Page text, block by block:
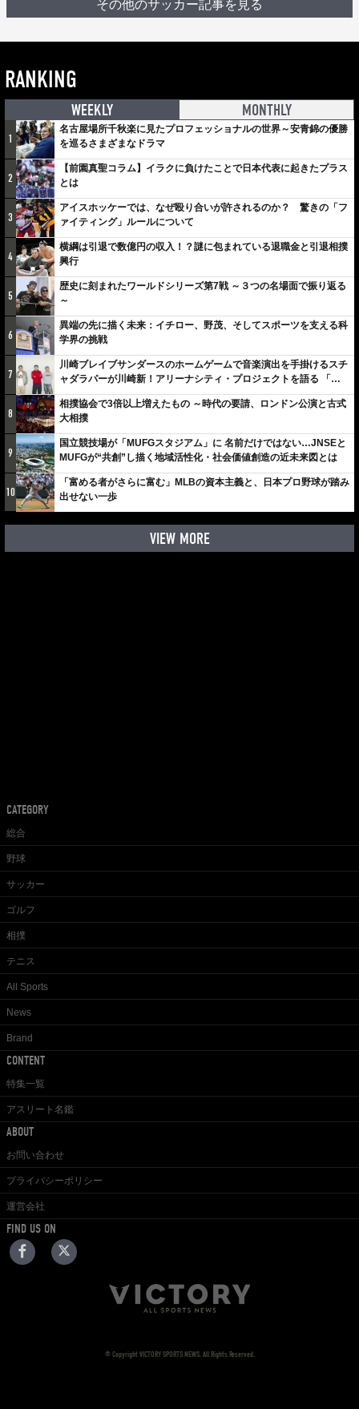
その他のサッカー記事を見る
RANKING
WEEKLY MONTHLY
1
名古屋場所千秋楽に見たプロフェッショナルの世界～安青錦の優勝
を巡るさまざまなドラマ
2
【前園真聖コラム】イラクに負けたことで日本代表に起きたプラス
とは
3
アイスホッケーでは、なぜ殴り合いが許されるのか？ 驚きの「フ
ァイティング」ルールについて
4
横綱は引退で数億円の収入！？謎に包まれている退職金と引退相撲
興行
5
歴史に刻まれたワールドシリーズ第7戦 ～３つの名場面で振り返る
～
6
異端の先に描く未来：イチロー、野茂、そしてスポーツを支える科
学界の挑戦
7
川崎ブレイブサンダースのホームゲームで音楽演出を手掛けるスチ
ャダラパーが川崎新！アリーナシティ・プロジェクトを語る 「楽
しみでしかないでしょ。川崎は、ずっと成長曲線だから」
8
相撲協会で3倍以上増えたもの ～時代の要請、ロンドン公演と古式
大相撲
9
国立競技場が「MUFGスタジアム」に 名前だけではない…JNSEと
MUFGが“共創”し描く地域活性化・社会価値創造の近未来図とは
10
「富める者がさらに富む」MLBの資本主義と、日本プロ野球が踏み
出せない一歩
VIEW MORE
CATEGORY
総合
野球
サッカー
ゴルフ
相撲
テニス
All Sports
News
Brand
CONTENT
特集一覧
アスリート名鑑
ABOUT
お問い合わせ
プライバシーポリシー
運営会社
FIND US ON
© Copyright VICTORY SPORTS NEWS. All Rights Reserved.